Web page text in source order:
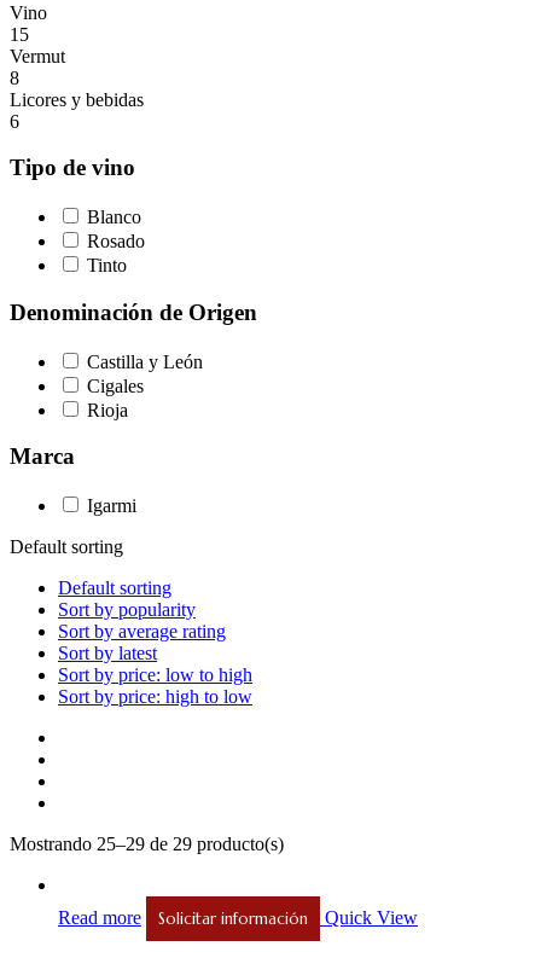
Vino
15
Vermut
8
Licores y bebidas
6
Tipo de vino
Blanco
Rosado
Tinto
Denominación de Origen
Castilla y León
Cigales
Rioja
Marca
Igarmi
Default sorting
Default sorting
Sort by popularity
Sort by average rating
Sort by latest
Sort by price: low to high
Sort by price: high to low
Mostrando 25–29 de 29 producto(s)
Read more Solicitar información Quick View